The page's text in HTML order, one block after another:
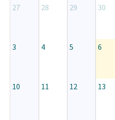
27
28 29 30
3 4 5 6
10 11 12 13